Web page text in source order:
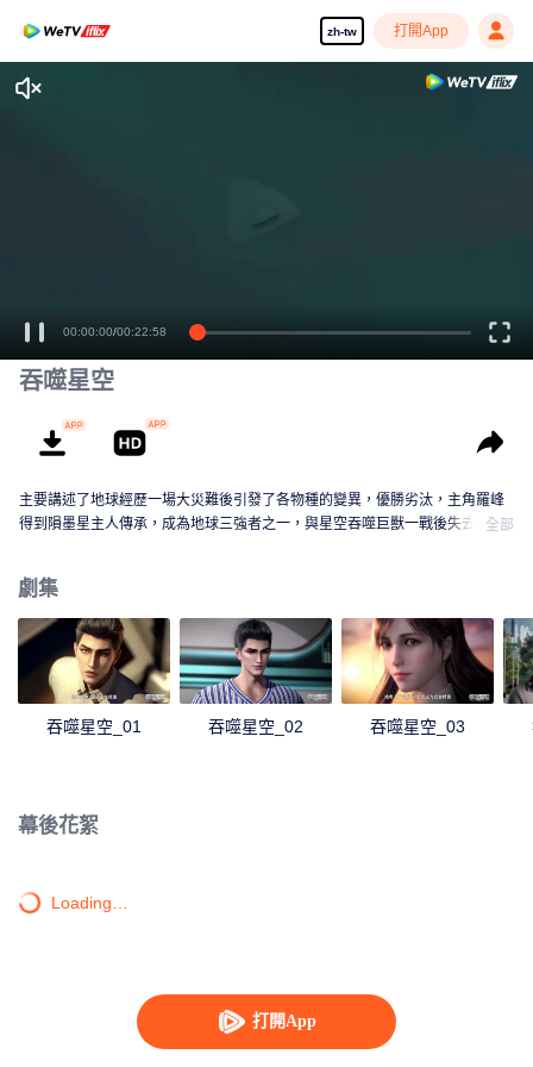
zh-tw 打開App
打開App
00:00:00/00:22:58
吞噬星空
主要講述了地球經歷一場大災難後引發了各物種的變異，優勝劣汰，主角羅峰
得到隕墨星主人傳承，成為地球三強者之一，與星空吞噬巨獸一戰後失去肉全部
劇集
吞噬星空_01 吞噬星空_02 吞噬星空_03
幕後花絮
Loading…